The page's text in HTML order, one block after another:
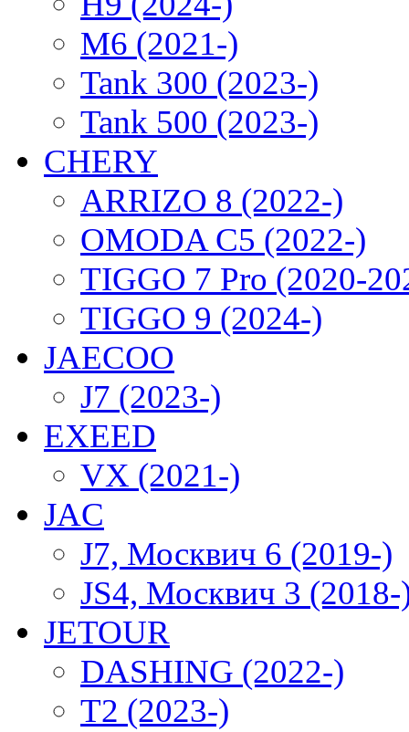
M6 (2021-)
Tank 300 (2023-)
Tank 500 (2023-)
CHERY
ARRIZO 8 (2022-)
OMODA C5 (2022-)
TIGGO 7 Pro (2020-
TIGGO 9 (2024-)
JAECOO
J7 (2023-)
EXEED
VX (2021-)
JAC
J7, Москвич 6 (2019-)
JS4, Москвич 3 (2018-
JETOUR
DASHING (2022-)
T2 (2023-)